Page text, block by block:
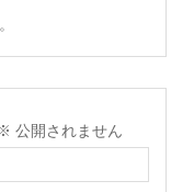
公開されません